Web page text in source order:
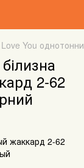
You
2-62